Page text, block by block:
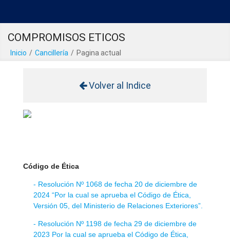
COMPROMISOS ETICOS
Inicio / Cancillería / Pagina actual
Volver al Indice
Código de Ética
- Resolución Nº 1068 de fecha 20 de diciembre de
2024 “Por la cual se aprueba el Código de Ética,
Versión 05, del Ministerio de Relaciones Exteriores”.
- Resolución Nº 1198 de fecha 29 de diciembre de
2023 Por la cual se aprueba el Código de Ética,